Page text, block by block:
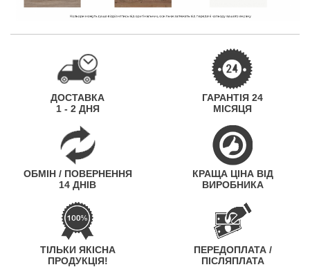
ДОСТАВКА
1 - 2 ДНЯ
ГАРАНТІЯ 24
МІСЯЦЯ
ОБМІН / ПОВЕРНЕННЯ
14 ДНІВ
КРАЩА ЦІНА ВІД
ВИРОБНИКА
ТІЛЬКИ ЯКІСНА
ПРОДУКЦІЯ!
ПЕРЕДОПЛАТА /
ПІСЛЯПЛАТА